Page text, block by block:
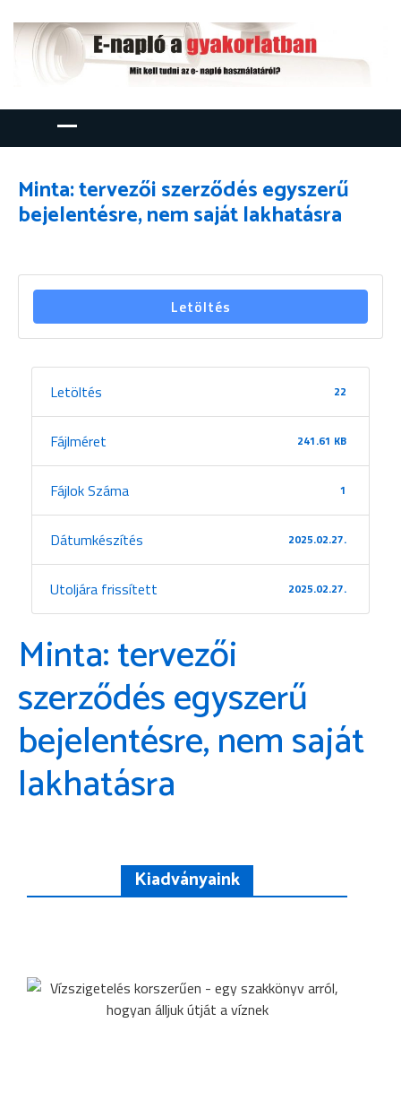
Minta: tervezői szerződés egyszerű
bejelentésre, nem saját lakhatásra
Letöltés
Letöltés 22
Fájlméret 241.61 KB
Fájlok Száma 1
Dátumkészítés 2025.02.27.
Utoljára frissített 2025.02.27.
Minta: tervezői
szerződés egyszerű
bejelentésre, nem saját
lakhatásra
Kiadványaink